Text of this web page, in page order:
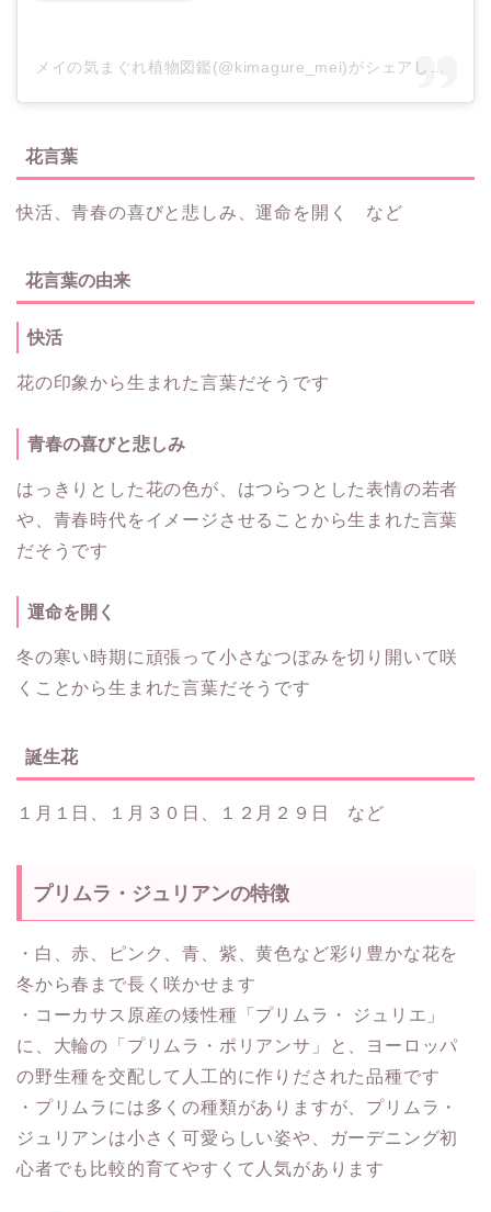
メイの気まぐれ植物図鑑(@kimagure_mei)がシェアした投稿
花言葉
快活、青春の喜びと悲しみ、運命を開く など
花言葉の由来
快活
花の印象から生まれた言葉だそうです
青春の喜びと悲しみ
はっきりとした花の色が、はつらつとした表情の若者
や、青春時代をイメージさせることから生まれた言葉
だそうです
運命を開く
冬の寒い時期に頑張って小さなつぼみを切り開いて咲
くことから生まれた言葉だそうです
誕生花
１月１日、１月３０日、１２月２９日 など
プリムラ・ジュリアンの特徴
・白、赤、ピンク、青、紫、黄色など彩り豊かな花を
冬から春まで長く咲かせます
・コーカサス原産の矮性種「プリムラ・ ジュリエ」
に、大輪の「プリムラ・ポリアンサ」と、ヨーロッパ
の野生種を交配して人工的に作りだされた品種です
・プリムラには多くの種類がありますが、プリムラ・
ジュリアンは小さく可愛らしい姿や、ガーデニング初
心者でも比較的育てやすくて人気があります